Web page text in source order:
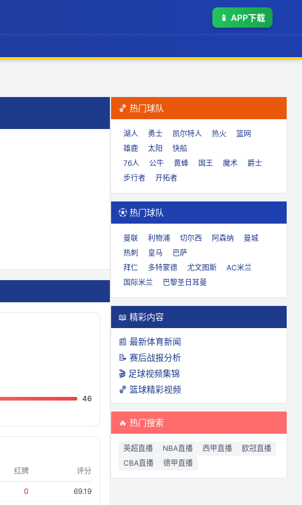
📱 APP下载
46
红牌 评分
0 69.19
🏀 热门球队
湖人 勇士 凯尔特人 热火
篮网
雄鹿
太阳
快船
76人
公牛 黄蜂 国王 魔术
爵士
步行者
开拓者
⚽ 热门球队
曼联 利物浦 切尔西 阿森纳
曼城
热刺
皇马
巴萨
拜仁
多特蒙德 尤文图斯
AC米兰
国际米兰
巴黎圣日耳曼
📖 精彩内容
📰 最新体育新闻
📝 赛后战报分析
🎬 足球视频集锦
🏀 篮球精彩视频
🔥 热门搜索
英超直播 NBA直播 西甲直播
欧冠直播
CBA直播
德甲直播